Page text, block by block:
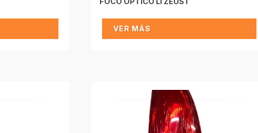
VER MÁS